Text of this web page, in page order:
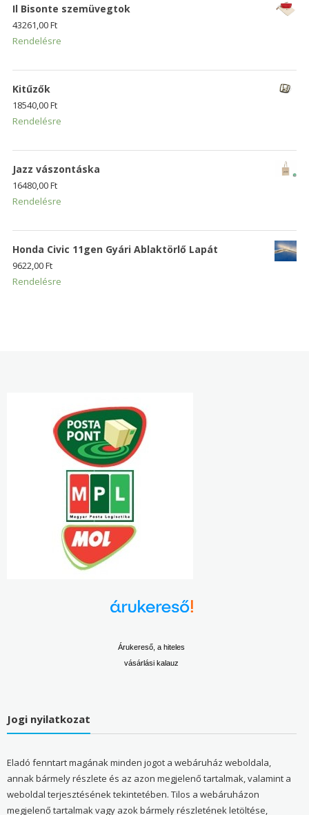
Il Bisonte szemüvegtok
43261,00Ft
Rendelésre
Kitűzők
18540,00Ft
Rendelésre
Jazz vászontáska
16480,00Ft
Rendelésre
Honda Civic 11gen Gyári Ablaktörlő Lapát
9622,00Ft
Rendelésre
Árukereső, a hiteles
vásárlási kalauz
Jogi nyilatkozat
Eladó fenntart magának minden jogot a webáruház weboldala,
annak bármely részlete és az azon megjelenő tartalmak, valamint a
weboldal terjesztésének tekintetében. Tilos a webáruházon
megjelenő tartalmak vagy azok bármely részletének letöltése,